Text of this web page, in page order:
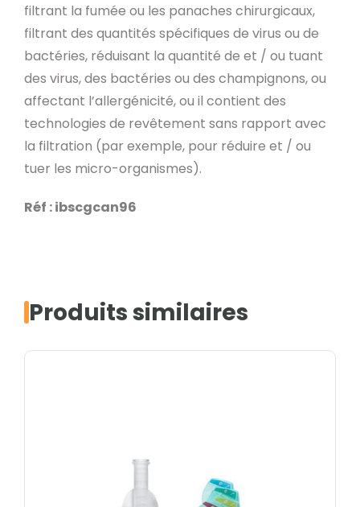
filtrant la fumée ou les panaches chirurgicaux,
filtrant des quantités spécifiques de virus ou de
bactéries, réduisant la quantité de et / ou tuant
des virus, des bactéries ou des champignons, ou
affectant l’allergénicité, ou il contient des
technologies de revêtement sans rapport avec
la filtration (par exemple, pour réduire et / ou
tuer les micro-organismes).
Réf : ibscgcan96
Produits similaires